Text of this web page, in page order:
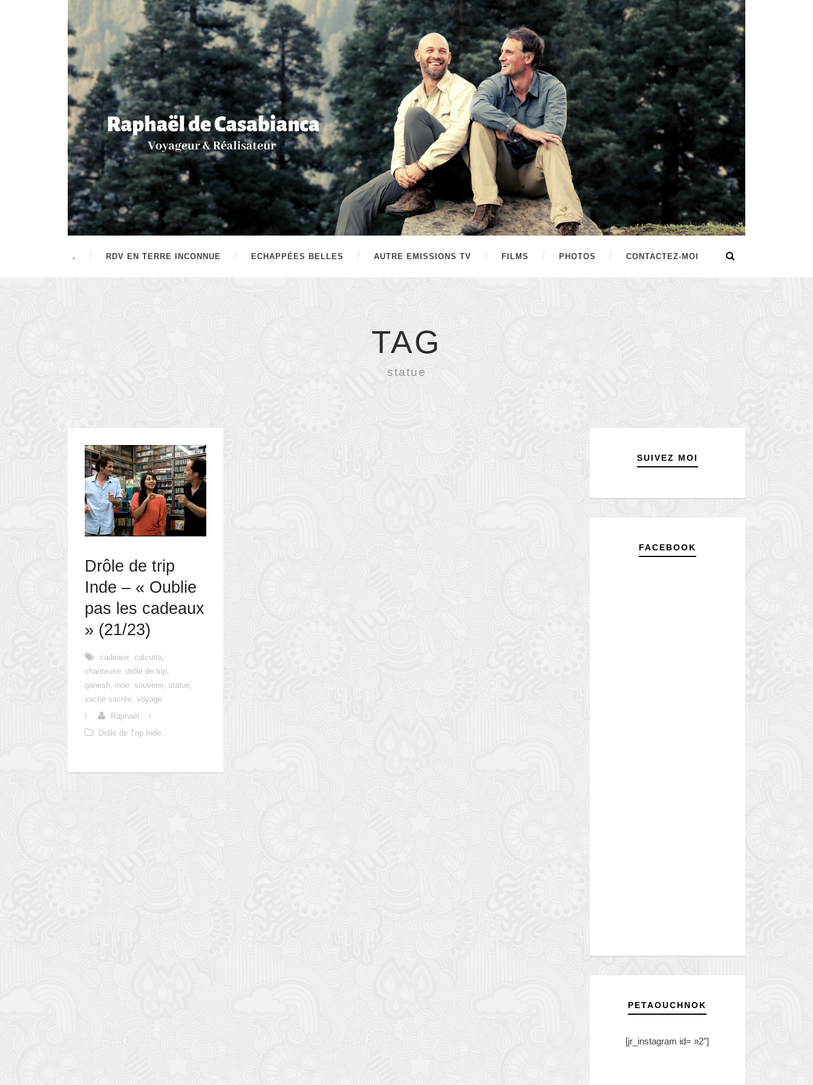
. RDV EN TERRE INCONNUE ECHAPPÉES BELLES AUTRE EMISSIONS TV FILMS PHOTOS CONTACTEZ-MOI
TAG
statue
Drôle de trip
Inde – « Oublie
pas les cadeaux
» (21/23)
cadeaux calcutta
chanteuse drôle de trip
ganesh inde souvenir, statue
vache sacrée voyage
/
Raphaël
/
Drôle de Trip Inde
SUIVEZ MOI
FACEBOOK
PETAOUCHNOK
[jr_instagram id= »2″]